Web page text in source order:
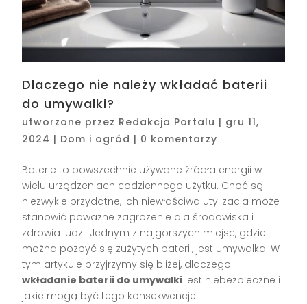
Dlaczego nie należy wkładać baterii
do umywalki?
utworzone przez Redakcja Portalu | gru 11,
2024 | Dom i ogród | 0 komentarzy
Baterie to powszechnie używane źródła energii w
wielu urządzeniach codziennego użytku. Choć są
niezwykle przydatne, ich niewłaściwa utylizacja może
stanowić poważne zagrożenie dla środowiska i
zdrowia ludzi. Jednym z najgorszych miejsc, gdzie
można pozbyć się zużytych baterii, jest umywalka. W
tym artykule przyjrzymy się bliżej, dlaczego
wkładanie baterii do umywalki jest niebezpieczne i
jakie mogą być tego konsekwencje.